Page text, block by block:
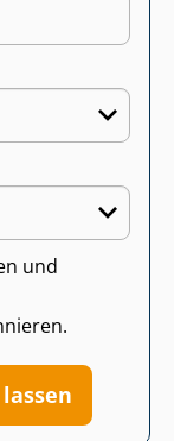
und